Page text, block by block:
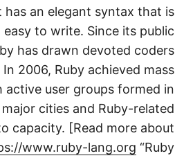
has an elegant syntax that is
easy to write. Since its public
has drawn devoted coders
In 2006, Ruby achieved mass
active user groups formed in
major cities and Ruby-related
capacity. [Read more about
www.ruby-lang.org“Ruby